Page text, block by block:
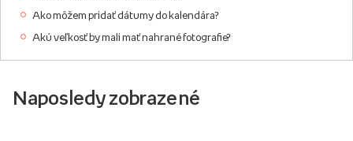
Ako môžem pridať dátumy do kalendára?
Akú veľkosť by mali mať nahrané fotografie?
Naposledy zobrazené